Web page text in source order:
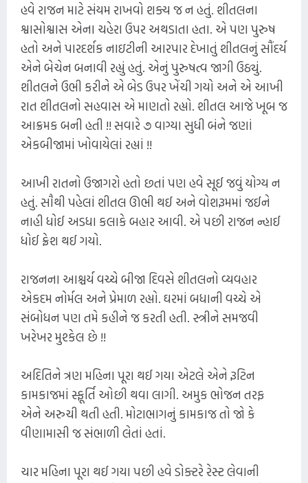
હવે રાજન માટે સંયમ રાખવો શક્ય જ ન હતું. શીતલના
શ્વાસોશ્વાસ એના ચહેરા ઉપર અથડાતા હતા. એ પણ પુરુષ
હતો અને પારદર્શક નાઇટીની આરપાર દેખાતું શીતલનું સૌંદર્ય
એને બેચેન બનાવી રહ્યું હતું. એનું પુરુષત્વ જાગી ઉઠ્યું.
શીતલને ઉભી કરીને એ બેડ ઉપર ખેંચી ગયો અને એ આખી
રાત શીતલનો સહવાસ એ માણતો રહ્યો. શીતલ આજે ખૂબ જ
આક્રમક બની હતી !! સવારે ૭ વાગ્યા સુધી બંને જણાં
એકબીજામાં ખોવાયેલાં રહ્યાં !!
આખી રાતનો ઉજાગરો હતો છતાં પણ હવે સૂઈ જવું યોગ્ય ન
હતું. સૌથી પહેલાં શીતલ ઊભી થઈ અને વોશરૂમમાં જઈને
નાહી ધોઈ અડધા કલાકે બહાર આવી. એ પછી રાજન ન્હાઈ
ધોઈ ફ્રેશ થઈ ગયો.
રાજનના આશ્ચર્ય વચ્ચે બીજા દિવસે શીતલનો વ્યવહાર
એકદમ નોર્મલ અને પ્રેમાળ રહ્યો. ઘરમાં બધાની વચ્ચે એ
સંબોધન પણ તમે કહીને જ કરતી હતી. સ્ત્રીને સમજવી
ખરેખર મુશ્કેલ છે !!
અદિતિને ત્રણ મહિના પૂરા થઈ ગયા એટલે એને રૂટિન
કામકાજમાં સ્ફૂર્તિ ઓછી થવા લાગી. અમુક ભોજન તરફ
એને અરુચી થતી હતી. મોટાભાગનું કામકાજ તો જો કે
વીણામાસી જ સંભાળી લેતાં હતાં.
ચાર મહિના પૂરા થઈ ગયા પછી હવે ડોક્ટરે રેસ્ટ લેવાની